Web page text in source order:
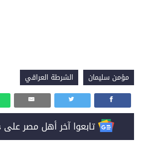
مؤمن سليمان الشرطة العراقي
تابعوا آخر أهل مصر على Google News